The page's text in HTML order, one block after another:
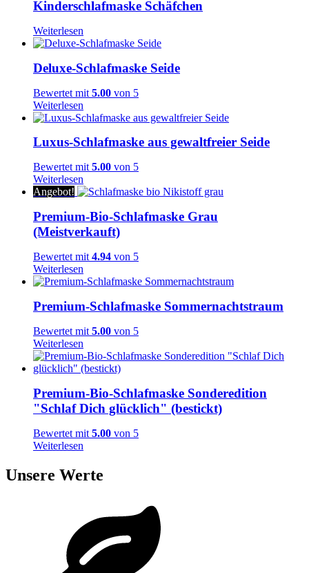
Kinderschlafmaske Schäfchen
Weiterlesen
Deluxe-Schlafmaske Seide
Bewertet mit 5.00 von 5
Weiterlesen
Luxus-Schlafmaske aus gewaltfreier Seide
Bewertet mit5.00 von 5
Weiterlesen
Angebot!
Premium-Bio-Schlafmaske Grau
(Meistverkauft)
Bewertet mit 4.94 von 5
Weiterlesen
Premium-Schlafmaske Sommernachtstraum
Bewertet mit 5.00 von 5
Weiterlesen
Premium-Bio-Schlafmaske Sonderedition
"Schlaf Dich glücklich" (bestickt)
Bewertet mit 5.00 von 5
Weiterlesen
Unsere Werte